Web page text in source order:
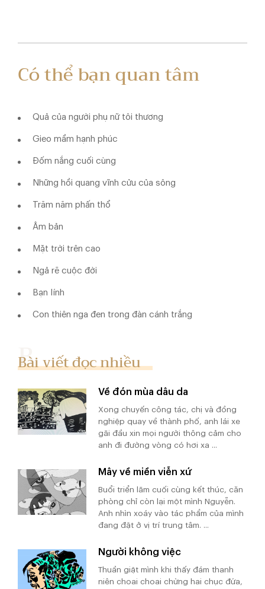
Có thể bạn quan tâm
Quả của người phụ nữ tôi thương
Gieo mầm hạnh phúc
Đốm nắng cuối cùng
Những hồi quang vĩnh cửu của sông
Trăm năm phấn thổ
Âm bản
Mặt trời trên cao
Ngả rẽ cuộc đời
Bạn lính
Con thiên nga đen trong đàn cánh trắng
Bài viết đọc nhiều
Về đón mùa dâu da
Xong chuyến công tác, chị và đồng
nghiệp quay về thành phố, anh lái xe
gãi đầu xin mọi người thông cảm cho
anh đi đường vòng có hơi xa ...
Mây về miền viễn xứ
Buổi triển lãm cuối cùng kết thúc, căn
phòng chỉ còn lại một mình Nguyễn.
Anh nhìn xoáy vào tác phẩm của mình
đang đặt ở vị trí trung tâm. ...
Người không việc
Thuần giật mình khi thấy đám thanh
niên choai choai chừng hai chục đứa,